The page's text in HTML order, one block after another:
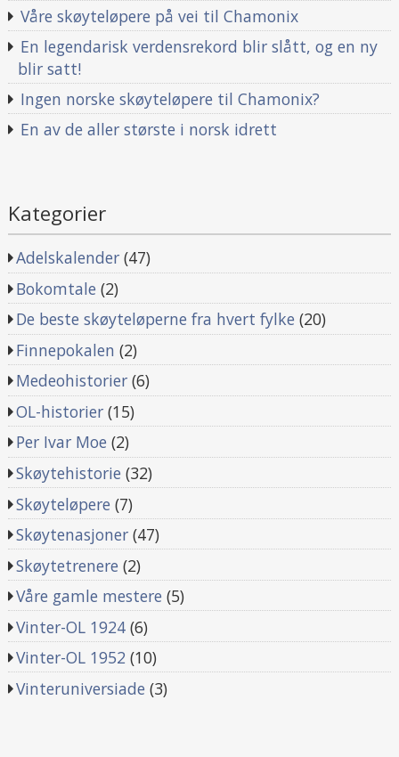
Våre skøyteløpere på vei til Chamonix
En legendarisk verdensrekord blir slått, og en ny
blir satt!
Ingen norske skøyteløpere til Chamonix?
En av de aller største i norsk idrett
Kategorier
Adelskalender (47)
Bokomtale (2)
De beste skøyteløperne fra hvert fylke (20)
Finnepokalen (2)
Medeohistorier (6)
OL-historier (15)
Per Ivar Moe (2)
Skøytehistorie (32)
Skøyteløpere (7)
Skøytenasjoner (47)
Skøytetrenere (2)
Våre gamle mestere (5)
Vinter-OL 1924 (6)
Vinter-OL 1952 (10)
Vinteruniversiade (3)